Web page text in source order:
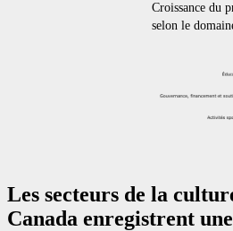
Croissance du
selon le
Les secteurs de la
Canada enregistrent